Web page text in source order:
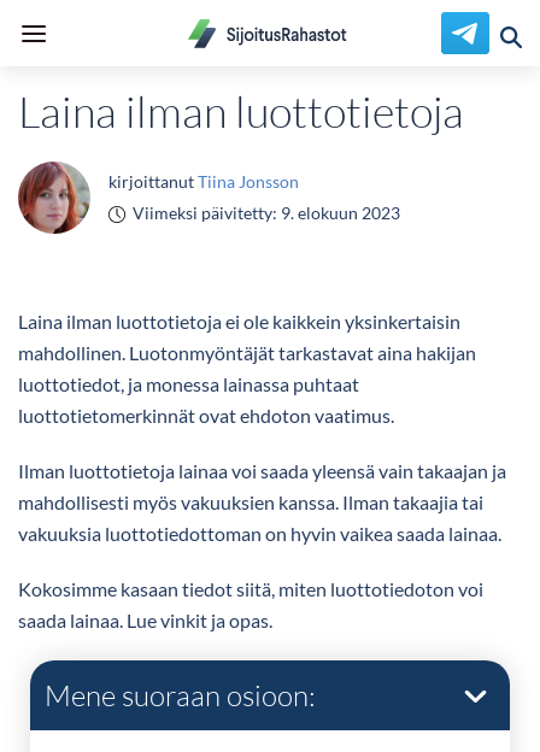
Laina ilman luottotietoja
kirjoittanutTiina Jonsson
Viimeksi päivitetty: 9. elokuun 2023
Laina ilman luottotietoja ei ole kaikkein yksinkertaisin
mahdollinen. Luotonmyöntäjät tarkastavat aina hakijan
luottotiedot, ja monessa lainassa puhtaat
luottotietomerkinnät ovat ehdoton vaatimus.
Ilman luottotietoja lainaa voi saada yleensä vain takaajan ja
mahdollisesti myös vakuuksien kanssa. Ilman takaajia tai
vakuuksia luottotiedottoman on hyvin vaikea saada lainaa.
Kokosimme kasaan tiedot siitä, miten luottotiedoton voi
saada lainaa. Lue vinkit ja opas.
Mene suoraan osioon: